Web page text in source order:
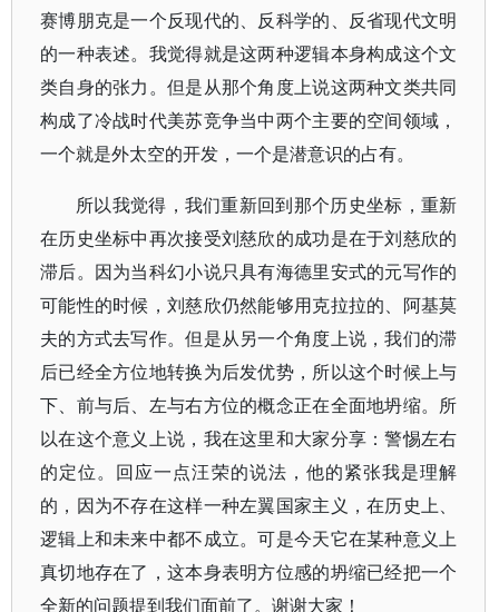
赛博朋克是一个反现代的、反科学的、反省现代文明
的一种表述。我觉得就是这两种逻辑本身构成这个文
类自身的张力。但是从那个角度上说这两种文类共同
构成了冷战时代美苏竞争当中两个主要的空间领域，
一个就是外太空的开发，一个是潜意识的占有。
所以我觉得，我们重新回到那个历史坐标，重新
在历史坐标中再次接受刘慈欣的成功是在于刘慈欣的
滞后。因为当科幻小说只具有海德里安式的元写作的
可能性的时候，刘慈欣仍然能够用克拉拉的、阿基莫
夫的方式去写作。但是从另一个角度上说，我们的滞
后已经全方位地转换为后发优势，所以这个时候上与
下、前与后、左与右方位的概念正在全面地坍缩。所
以在这个意义上说，我在这里和大家分享：警惕左右
的定位。回应一点汪荣的说法，他的紧张我是理解
的，因为不存在这样一种左翼国家主义，在历史上、
逻辑上和未来中都不成立。可是今天它在某种意义上
真切地存在了，这本身表明方位感的坍缩已经把一个
全新的问题提到我们面前了。谢谢大家！